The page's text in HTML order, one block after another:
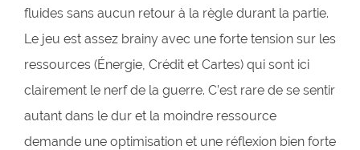
fluides sans aucun retour à la règle durant la partie.
Le jeu est assez brainy avec une forte tension sur les
ressources (Énergie, Crédit et Cartes) qui sont ici
clairement le nerf de la guerre. C’est rare de se sentir
autant dans le dur et la moindre ressource
demande une optimisation et une réflexion bien forte